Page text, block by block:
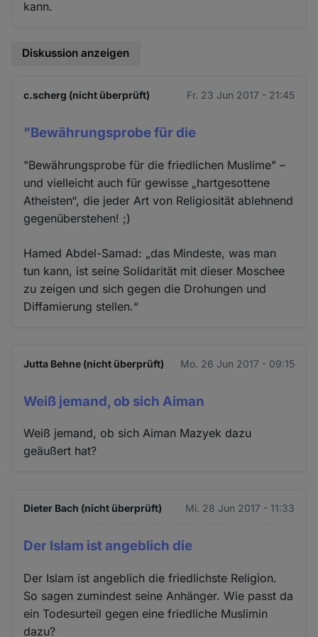
kann.
Diskussion anzeigen
c.scherg (nicht überprüft) Fr. 23 Jun 2017 - 21:45
"Bewährungsprobe für die
"Bewährungsprobe für die friedlichen Muslime" –
und vielleicht auch für gewisse „hartgesottene
Atheisten“, die jeder Art von Religiosität ablehnend
gegenüberstehen! ;)
Hamed Abdel-Samad: „das Mindeste, was man
tun kann, ist seine Solidarität mit dieser Moschee
zu zeigen und sich gegen die Drohungen und
Diffamierung stellen.“
Jutta Behne (nicht überprüft) Mo. 26 Jun 2017 - 09:15
Weiß jemand, ob sich Aiman
Weiß jemand, ob sich Aiman Mazyek dazu
geäußert hat?
Dieter Bach (nicht überprüft) Mi. 28 Jun 2017 - 11:33
Der Islam ist angeblich die
Der Islam ist angeblich die friedlichste Religion.
So sagen zumindest seine Anhänger. Wie passt da
ein Todesurteil gegen eine friedliche Muslimin
dazu?